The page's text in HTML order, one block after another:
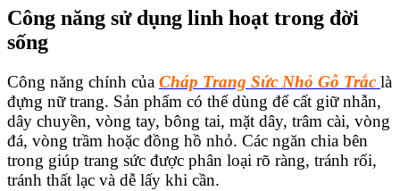
Công năng sử dụng linh hoạt trong đời
sống
Công năng chính của Cháp Trang Sức Nhỏ Gỗ Trắc là
đựng nữ trang. Sản phẩm có thể dùng để cất giữ nhẫn,
dây chuyền, vòng tay, bông tai, mặt dây, trâm cài, vòng
đá, vòng trầm hoặc đồng hồ nhỏ. Các ngăn chia bên
trong giúp trang sức được phân loại rõ ràng, tránh rối,
tránh thất lạc và dễ lấy khi cần.